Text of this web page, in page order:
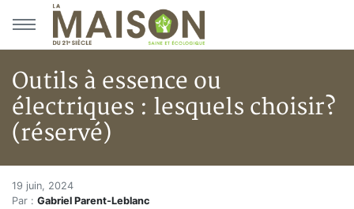
Aller au menu principal
Aller au contenu principal
Outils à essence ou
électriques : lesquels choisir?
(réservé)
Accueil
Outils à essence ou
19 juin, 2024
Par : Gabriel Parent-Leblanc